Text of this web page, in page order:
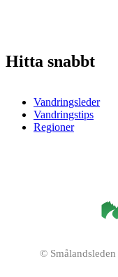
Hitta snabbt
Vandringsleder
Vandringstips
Regioner
© Smålandsleden